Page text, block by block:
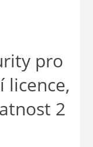
pro
licence,
2